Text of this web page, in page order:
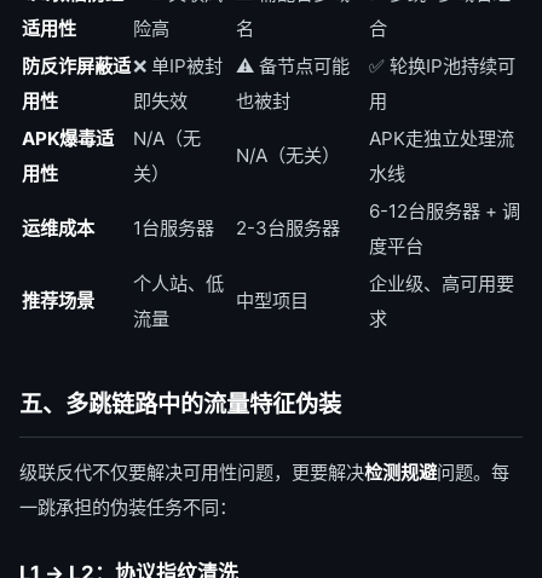
适用性
险高
名
合
防反诈屏蔽适
用性
❌ 单IP被封
即失效
⚠️ 备节点可能
也被封
✅ 轮换IP池持续可
用
APK爆毒适
用性
N/A（无
关）
N/A（无关）
APK走独立处理流
水线
运维成本 1台服务器 2-3台服务器
6-12台服务器 + 调
度平台
推荐场景
个人站、低
流量
中型项目
企业级、高可用要
求
五、多跳链路中的流量特征伪装
级联反代不仅要解决可用性问题，更要解决检测规避问题。每
一跳承担的伪装任务不同：